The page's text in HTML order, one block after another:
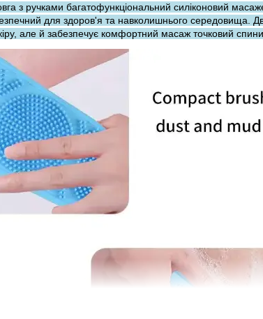
з ручками багатофункціональний силіконовий
для здоров'я та навколишнього середовища.
але й забезпечує комфортний масаж точковий